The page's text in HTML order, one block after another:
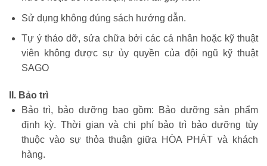
Sử dụng không đúng sách hướng dẫn.
Tự ý tháo dỡ, sửa chữa bởi các cá nhân hoặc kỹ thuật
viên không được sự ủy quyền của đội ngũ kỹ thuật
SAGO
II. Bảo trì
Bảo trì, bảo dưỡng bao gồm: Bảo dưỡng sản phẩm
định kỳ. Thời gian và chi phí bảo trì bảo dưỡng tùy
thuộc vào sự thỏa thuận giữa HÒA PHÁT và khách
hàng.